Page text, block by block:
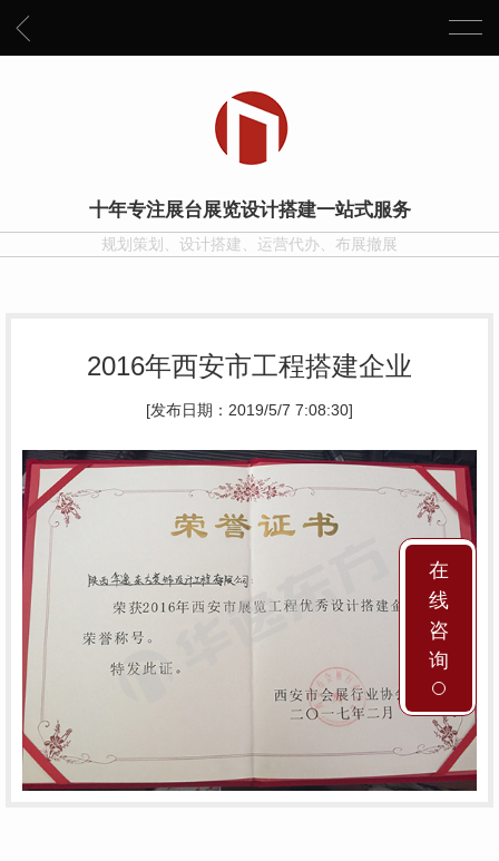
十年专注展台展览设计搭建一站式服务
规划策划、设计搭建、运营代办、布展撤展
2016年西安市工程搭建企业
[发布日期：2019/5/7 7:08:30]
在
线
咨
询